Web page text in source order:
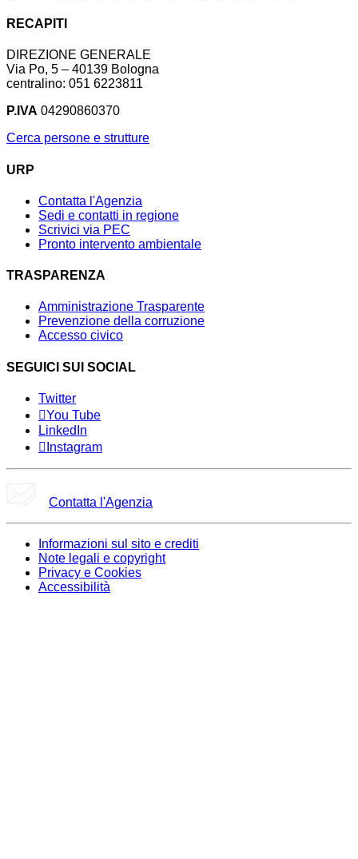
RECAPITI
DIREZIONE GENERALE
Via Po, 5 – 40139 Bologna
centralino: 051 6223811
P.IVA 04290860370
Cerca persone e strutture
URP
Contatta l'Agenzia
Sedi e contatti in regione
Scrivici via PEC
Pronto intervento ambientale
TRASPARENZA
Amministrazione Trasparente
Prevenzione della corruzione
Accesso civico
SEGUICI SUI SOCIAL
Twitter
You Tube
LinkedIn
Instagram
Contatta l'Agenzia
Informazioni sul sito e crediti
Note legali e copyright
Privacy e Cookies
Accessibilità